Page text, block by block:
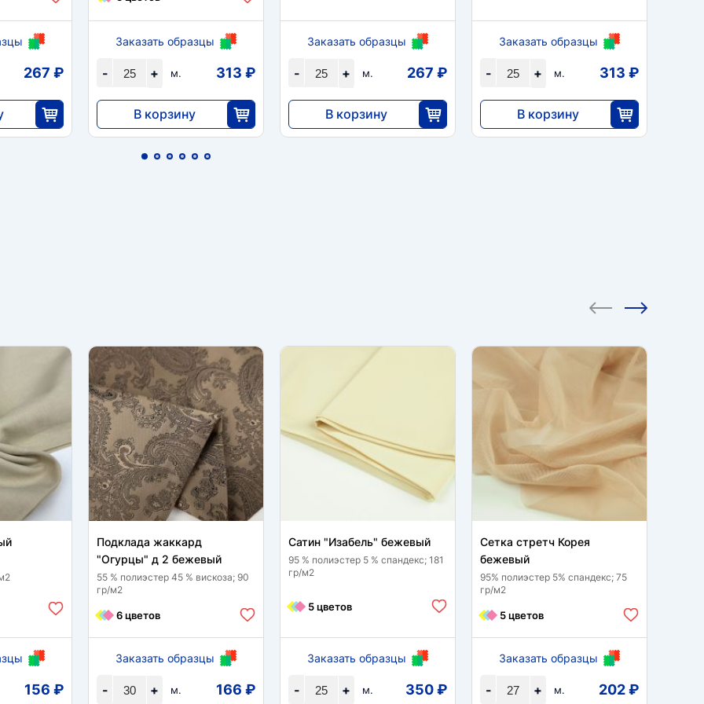
267 ₽ +
- м. 313 ₽
В корзину
Заказать образцы
7820
+
- м. 267 ₽
В корзину
Заказать образцы
6670
+
- м. 313 ₽
В корзину
Заказать образцы
7820
156 ₽
Подклада жаккард
"Огурцы" д 2 бежевый
55 % полиэстер 45 % вискоза; 90
гр/м2
6 цветов
+
- м. 166 ₽
Заказать образцы
Сатин "Изабель" бежевый
95 % полиэстер 5 % спандекс; 181
гр/м2
5 цветов
+
- м. 350 ₽
Заказать образцы
Сетка стретч Корея
бежевый
95% полиэстер 5% спандекс; 75
гр/м2
5 цветов
+
- м. 202 ₽
Заказать образцы